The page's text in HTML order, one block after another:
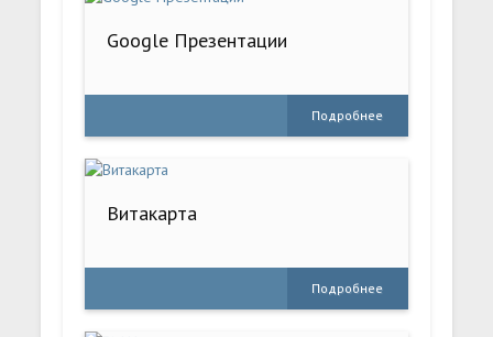
Google Презентации
Подробнее
Витакарта
Подробнее